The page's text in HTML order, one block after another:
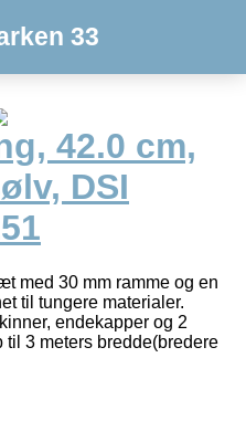
33
42.0 cm,
DSI
med 30 mm ramme og en
til tungere materialer.
endekapper og 2
3 meters bredde(bredere